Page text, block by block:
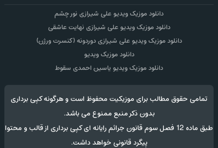
دانلود موزیک ویدیو علی شیرازی نور چشم
دانلود موزیک ویدیو علی شیرازی نهایت عاشقی
دانلود موزیک ویدیو علی شیرازی دوردونه (کنسرت ورژن)
دانلود موزیک ویدیو
دانلود موزیک ویدیو یاسین احمدی سقوط
تمامی حقوق مطالب برای موزیکیت محفوظ است و هرگونه کپی برداری
بدون ذکر منبع ممنوع می باشد.
طبق ماده 12 فصل سوم قانون جرائم رایانه ای کپی برداری از قالب و محتوا
پیگرد قانونی خواهد داشت.